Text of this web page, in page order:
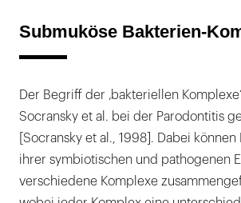
Submuköse Bakterien-
Der Begriff der ‚bakteriellen
Socransky et al. bei der Parodontitis
[Socransky et al., 1998]. Dabei
ihrer symbiotischen und pathogenen
verschiedene Komplexe